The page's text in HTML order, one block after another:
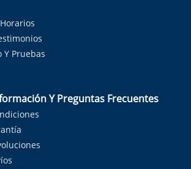
Pruebas
Y Preguntas Frecuentes